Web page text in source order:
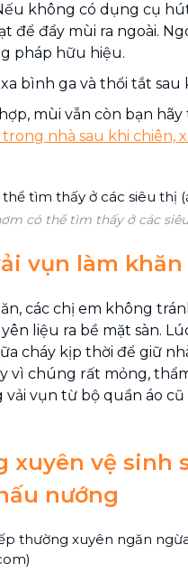
không có dụng cụ
để đẩy mùi ra ngoài.
pháp hữu hiệu.
bình ga và thổi tắt sau
mùi vẫn còn bạn
nhà sau khi chiên,
có thể tìm thấy ở các
vụn làm
các chị em không
liệu ra bề mặt sàn.
cháy kịp thời để giữ
vì chúng rất mỏng,
vải vụn từ bộ quần áo
xuyên vệ sinh
nướng